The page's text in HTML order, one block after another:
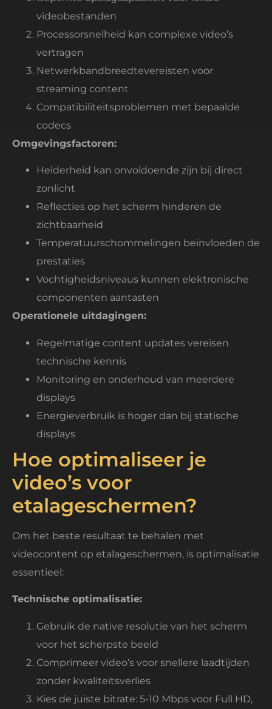
videobestanden
Processorsnelheid kan complexe video’s
vertragen
Netwerkbandbreedtevereisten voor
streaming content
Compatibiliteitsproblemen met bepaalde
codecs
Omgevingsfactoren:
Helderheid kan onvoldoende zijn bij direct
zonlicht
Reflecties op het scherm hinderen de
zichtbaarheid
Temperatuurschommelingen beïnvloeden de
prestaties
Vochtigheidsniveaus kunnen elektronische
componenten aantasten
Operationele uitdagingen:
Regelmatige content updates vereisen
technische kennis
Monitoring en onderhoud van meerdere
displays
Energieverbruik is hoger dan bij statische
displays
Hoe optimaliseer je
video’s voor
etalageschermen?
Om het beste resultaat te behalen met
videocontent op etalageschermen, is optimalisatie
essentieel:
Technische optimalisatie:
Gebruik de native resolutie van het scherm
voor het scherpste beeld
Comprimeer video’s voor snellere laadtijden
zonder kwaliteitsverlies
Kies de juiste bitrate: 5-10 Mbps voor Full HD,